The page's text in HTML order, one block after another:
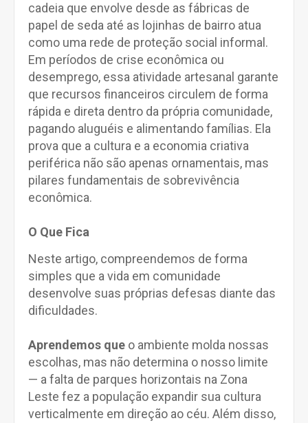
cadeia que envolve desde as fábricas de
papel de seda até as lojinhas de bairro atua
como uma rede de proteção social informal.
Em períodos de crise econômica ou
desemprego, essa atividade artesanal garante
que recursos financeiros circulem de forma
rápida e direta dentro da própria comunidade,
pagando aluguéis e alimentando famílias. Ela
prova que a cultura e a economia criativa
periférica não são apenas ornamentais, mas
pilares fundamentais de sobrevivência
econômica.
O Que Fica
Neste artigo, compreendemos de forma
simples que a vida em comunidade
desenvolve suas próprias defesas diante das
dificuldades.
Aprendemos que o ambiente molda nossas
escolhas, mas não determina o nosso limite
— a falta de parques horizontais na Zona
Leste fez a população expandir sua cultura
verticalmente em direção ao céu. Além disso,